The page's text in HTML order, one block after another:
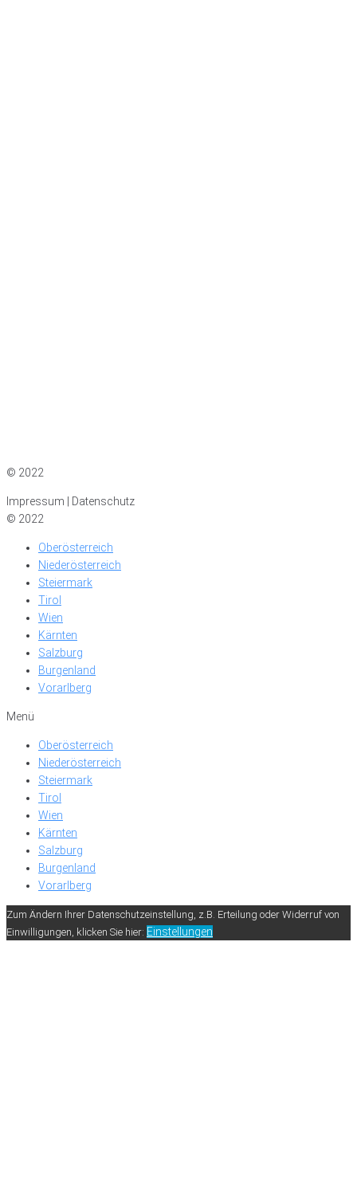
© 2022
Impressum | Datenschutz
© 2022
Oberösterreich
Niederösterreich
Steiermark
Tirol
Wien
Kärnten
Salzburg
Burgenland
Vorarlberg
Menü
Oberösterreich
Niederösterreich
Steiermark
Tirol
Wien
Kärnten
Salzburg
Burgenland
Vorarlberg
Zum Ändern Ihrer Datenschutzeinstellung, z.B. Erteilung oder Widerruf von
Einwilligungen, klicken Sie hier: Einstellungen